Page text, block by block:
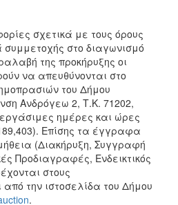
σχετικά με τους όρους
συμμετοχής στο διαγωνισμό
της προκήρυξης οι
να απευθύνονται στο
του Δήμου
Ανδρόγεω 2, Τ.Κ. 71202,
ημέρες και ώρες
Επίσης τα έγγραφα
(Διακήρυξη, Συγγραφή
Προδιαγραφές, Ενδεικτικός
στους
την ιστοσελίδα του Δήμου
.